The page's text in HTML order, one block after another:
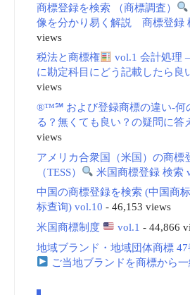
商標登録を検索 （商標調査）
像を分かり易く解説 商標登録
views
税法と商標権
vol.1 会計処理
に勘定科目にどう記載したら良
views
®™℠ および登録商標の違い-何
る？無くても良い？の疑問に答
views
アメリカ合衆国（米国）の商標
（TESS）
米国商標登録 検索
中国の商標登録を検索 (中国商
标查询) vol.10 - 46,153 views
米国商標制度
vol.1 - 44,866
地域ブランド・地域団体商標
ご当地ブランドを商標から